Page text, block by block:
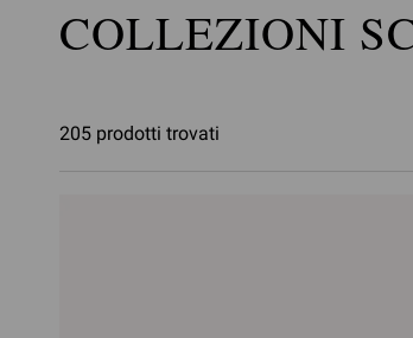
COLLEZIONI
205 prodotti trovati